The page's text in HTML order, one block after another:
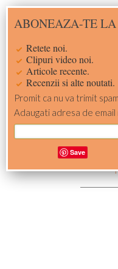
Skip
to
Skip
to
Skip
to
Skip
to
ABONEAZA-TE
Retete noi.
Clipuri video noi.
Articole recente.
Recenzii si alte noutati.
Promit ca nu va trimit
Adaugati adresa de email
Save